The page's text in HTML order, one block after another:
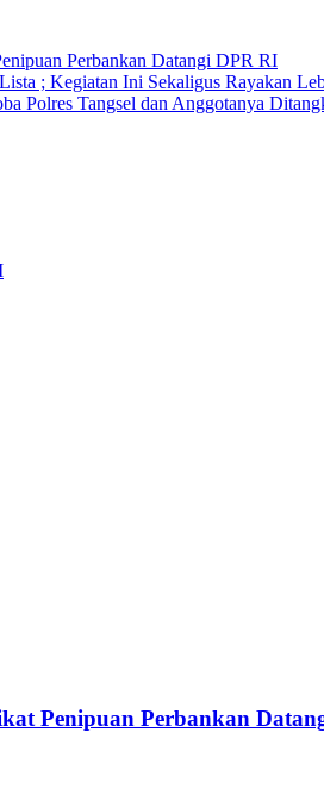
Perbankan Datangi DPR RI
; Kegiatan Ini Sekaligus Rayakan
Polres Tangsel dan Anggotanya
Penipuan Perbankan